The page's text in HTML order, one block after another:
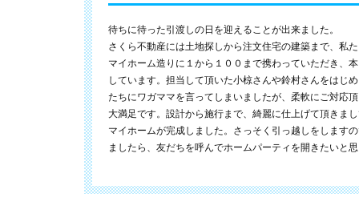
待ちに待った引渡しの日を迎えることが出来ました。
さくら不動産には土地探しから注文住宅の建築まで、私
マイホーム造りに１から１００まで携わっていただき、
しています。担当して頂いた小椋さんや鈴村さんをはじ
たちにワガママを言ってしまいましたが、柔軟にご対応
大満足です。設計から施行まで、綺麗に仕上げて頂きま
マイホームが完成しました。さっそく引っ越しをします
ましたら、友だちを呼んでホームパーティを開きたいと